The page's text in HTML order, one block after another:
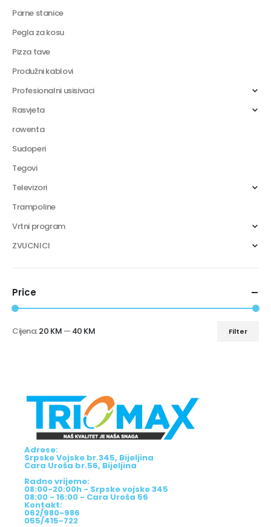
Parne stanice
Pegla za kosu
Pizza tave
Produžni kablovi
Profesionalni usisivaci
Rasvjeta
rowenta
Sudoperi
Tegovi
Televizori
Trampoline
Vrtni program
ZVUCNICI
Price
Filter
Cijena:20 KM — 40 KM
Adrese:
Srpske Vojske br.345, Bijeljina
Cara Uroša br.56, Bijeljina
Radno vrijeme:
08:00-20:00h - Srpske vojske 345
08:00 - 16:00 - Cara Uroša 56
Kontakt:
062/980-986
055/415-722